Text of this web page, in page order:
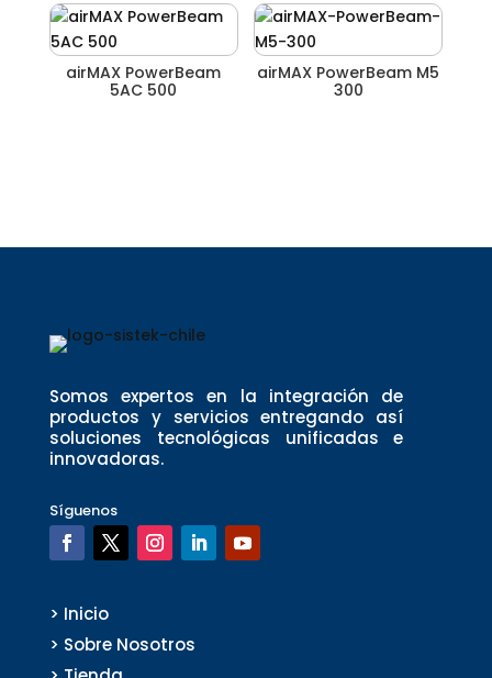
airMAX PowerBeam
5AC 500
airMAX PowerBeam M5
300
Somos expertos en la integración de
productos y servicios entregando así
soluciones tecnológicas unificadas e
innovadoras.
Síguenos
> Inicio
> Sobre Nosotros